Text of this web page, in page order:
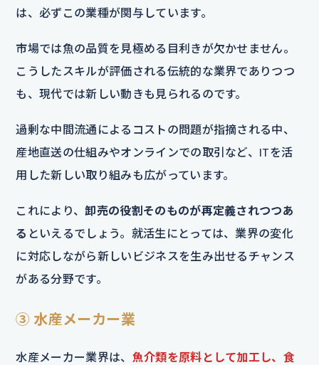
は、必ずこの業種が関与しています。
市場では魚の品質を見極める目利きが欠かせません。
こうしたスキルが評価される伝統的な業界でありつつ
も、現代では新しい動きも見られるのです。
過剰な中間流通によるコストの問題が指摘される中、
産地直送の仕組みやオンラインでの取引など、ITを活
用した新しい取り組みも広がっています。
これにより、卸売の役割そのものが再定義されつつあ
る といえるでしょう。就活生にとっては、業界の変化
に対応しながら新しいビジネスを生み出せるチャンス
がある分野です。
③ 水産メーカー業
水産メーカー業界は、 魚介類を原料として加工し、食